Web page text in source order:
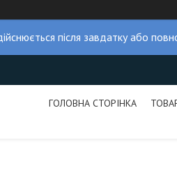
після завдатку або
ГОЛОВНА СТОРІНКА